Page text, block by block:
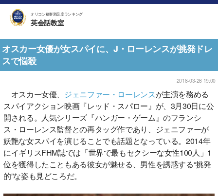
オリコン顧客満足度ランキング
英会話教室
オスカー女優が女スパイに、J・ローレンスが挑発ドレ
スで悩殺
2018-03-26 19:00
オスカー女優、 ジェニファー・ローレンスが主演を務める
スパイアクション映画『レッド・スパロー』が、3月30日に公
開される。人気シリーズ『ハンガー・ゲーム』のフランシ
ス・ローレンス監督との再タッグ作であり、ジェニファーが
妖艶な女スパイを演じることでも話題となっている。2014年
にイギリスFHM誌では「世界で最もセクシーな女性100人」1
位を獲得したこともある彼女が魅せる、男性を誘惑する“挑発
的”な姿も見どころだ。